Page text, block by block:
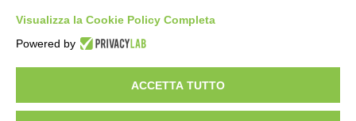
Milano tra tradizione e mutamento: il
battito sottile di una metropoli in
evoluzione
Visualizza la Cookie Policy Completa
Powered by
ACCETTA TUTTO